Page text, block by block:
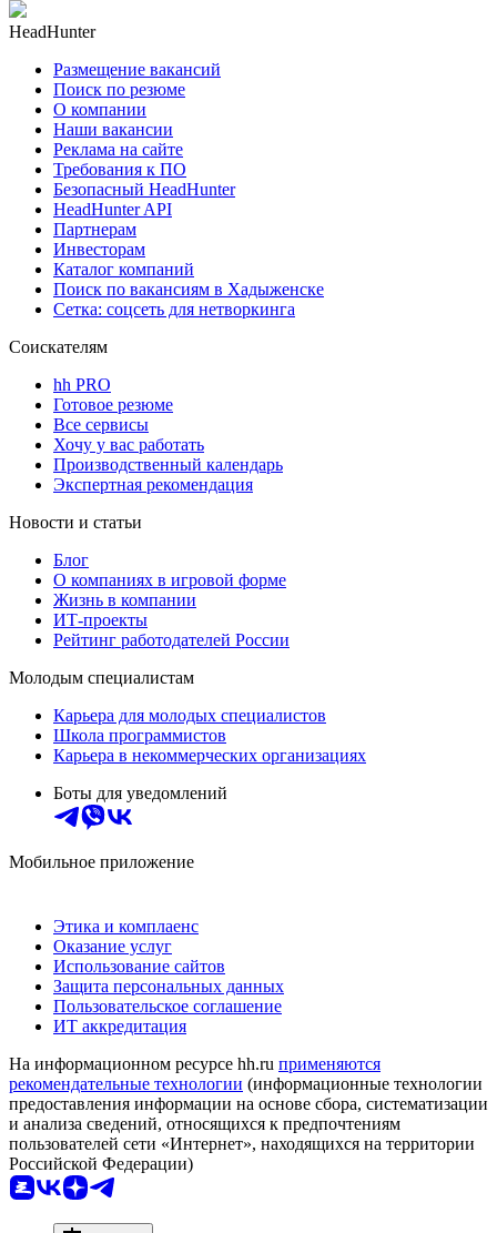
HeadHunter
Размещение вакансий
Поиск по резюме
О компании
Наши вакансии
Реклама на сайте
Требования к ПО
Безопасный HeadHunter
HeadHunter API
Партнерам
Инвесторам
Каталог компаний
Поиск по вакансиям в Хадыженске
Сетка: соцсеть для нетворкинга
Соискателям
hh PRO
Готовое резюме
Все сервисы
Хочу у вас работать
Производственный календарь
Экспертная рекомендация
Новости и статьи
Блог
О компаниях в игровой форме
Жизнь в компании
ИТ-проекты
Рейтинг работодателей России
Молодым специалистам
Карьера для молодых специалистов
Школа программистов
Карьера в некоммерческих организациях
Боты для уведомлений
Мобильное приложение
Этика и комплаенс
Оказание услуг
Использование сайтов
Защита персональных данных
Пользовательское соглашение
ИТ аккредитация
На информационном ресурсе hh.ru применяются
рекомендательные технологии (информационные технологии
предоставления информации на основе сбора, систематизации
и анализа сведений, относящихся к предпочтениям
пользователей сети «Интернет», находящихся на территории
Российской Федерации)